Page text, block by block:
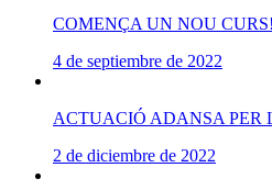
COMENÇA UN NOU CURS!
4 de septiembre de 2022
ACTUACIÓ ADANSA PER
2 de diciembre de 2022